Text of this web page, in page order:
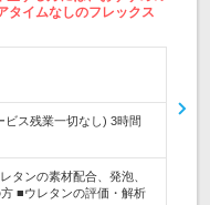
タイムなしのフレックス
ビス残業一切なし) 3時間
タンの素材配合、発泡、
■ウレタンの評価・解析